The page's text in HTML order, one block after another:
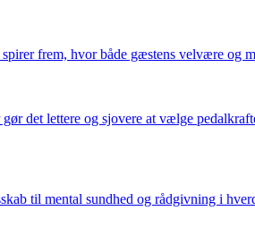
frem, hvor både gæstens velvære og
det lettere og sjovere at vælge
til mental sundhed og rådgivning i